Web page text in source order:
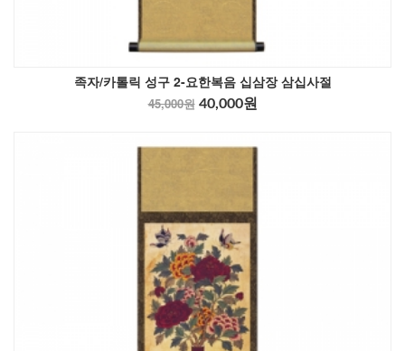
족자/카톨릭 성구 2-요한복음 십삼장 삼십사절
45,000원 40,000원